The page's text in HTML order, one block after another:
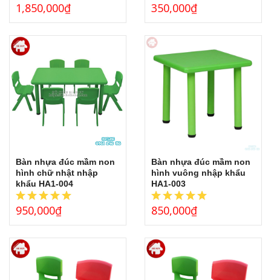
1,850,000₫ 350,000₫
Bàn nhựa đúc mầm non
hình chữ nhật nhập
khẩu HA1-004
950,000₫
Bàn nhựa đúc mầm non
hình vuông nhập khẩu
HA1-003
850,000₫